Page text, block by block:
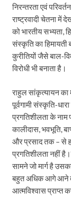
निरन्तरता एवं
राष्ट्रवादी चेतना
को भारतीय सभ्यता,
संस्कृति का हिमायती
कुरीतियों जैसे बाल-
विरोधी भी बनाता है।
राहुल सांकृत्यायन का
पूर्वगामी संस्कृति-
प्रगतिशीलता के नाम
कालीदास, भवभूति,
और प्रसाद तक – से
प्रगतिशीलता नहीं
सामने जो मार्ग है
बहुत अधिक आगे आने
आत्मविश्वास प्राप्त